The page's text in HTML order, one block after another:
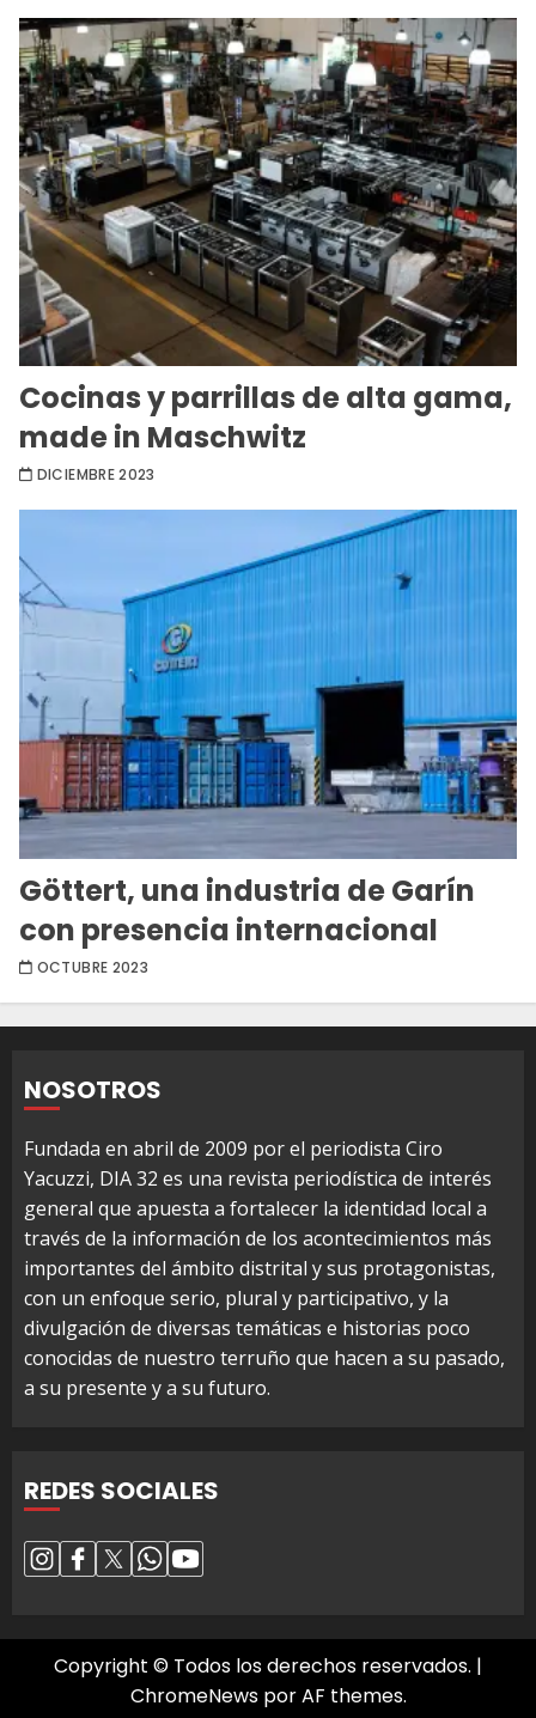
Cocinas y parrillas de alta gama,
made in Maschwitz
DICIEMBRE 2023
Göttert, una industria de Garín
con presencia internacional
OCTUBRE 2023
NOSOTROS
Fundada en abril de 2009 por el periodista Ciro
Yacuzzi, DIA 32 es una revista periodística de interés
general que apuesta a fortalecer la identidad local a
través de la información de los acontecimientos más
importantes del ámbito distrital y sus protagonistas,
con un enfoque serio, plural y participativo, y la
divulgación de diversas temáticas e historias poco
conocidas de nuestro terruño que hacen a su pasado,
a su presente y a su futuro.
REDES SOCIALES
Copyright © Todos los derechos reservados. |
ChromeNewspor AF themes.